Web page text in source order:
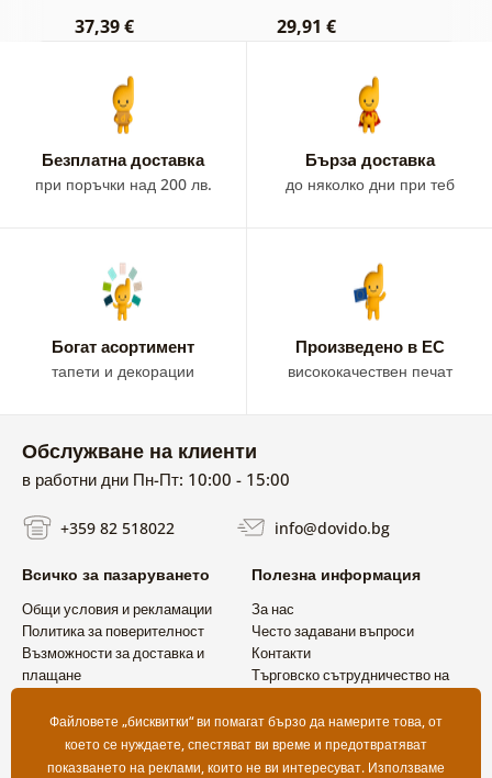
37,39 € 29,91 €
Безплатна доставка
при поръчки над 200 лв.
Бързa доставка
до няколко дни при теб
Богат асортимент
тапети и декорации
Произведено в ЕС
висококачествен печат
Обслужване на клиенти
в работни дни Пн-Пт: 10:00 - 15:00
+359 82 518022 info@dovido.bg
Всичко за пазаруването
Общи условия и рекламации
Политика за поверителност
Възможности за доставка и
плащане
Полезна информация
За нас
Често задавани въпроси
Контакти
Търговско сътрудничество на
Файловете „бисквитки“ ви помагат бързо да намерите това, от
което се нуждаете, спестяват ви време и предотвратяват
показването на реклами, които не ви интересуват. Използваме